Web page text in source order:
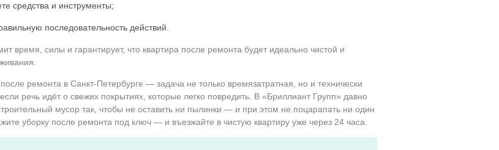
средства и инструменты;
последовательность действий.
время, силы и гарантирует, что квартира после ремонта будет идеально чистой и
после ремонта в Санкт-Петербурге — задача не только времязатратная, но и технически
речь идёт о свежих покрытиях, которые легко повредить. В «Бриллиант Групп» давно
мусор так, чтобы не оставить ни пылинки — и при этом не поцарапать ни один
уборку после ремонта под ключ — и въезжайте в чистую квартиру уже через 24 часа.